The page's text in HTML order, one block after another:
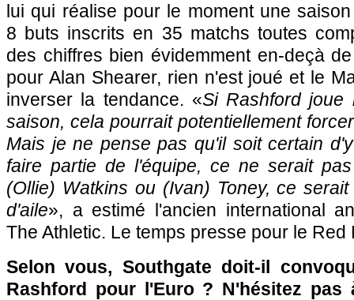
lui qui réalise pour le moment une
8 buts inscrits en 35 matchs toutes
des chiffres bien évidemment en-deçà
pour Alan Shearer, rien n'est joué et le
inverser la tendance. «Si Rashford
saison, cela pourrait potentiellement
Mais je ne pense pas qu'il soit certain
faire partie de l'équipe, ce ne serait
(Ollie) Watkins ou (Ivan) Toney, ce
d'aile», a estimé l'ancien international
The Athletic. Le temps presse pour le Red
Selon vous, Southgate doit-il
Rashford pour l'Euro ? N'hésitez pas